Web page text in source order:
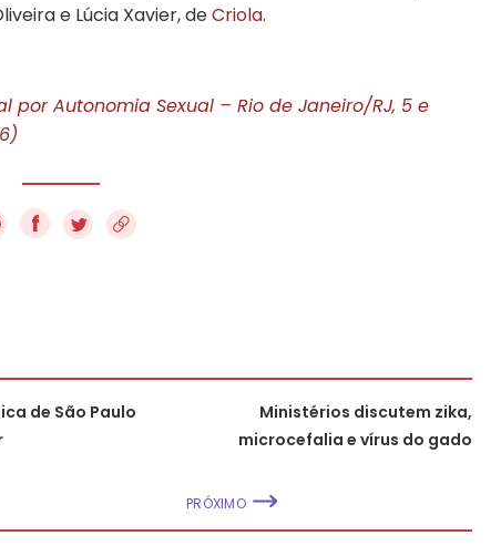
e Lúcia Xavier, deCriola.
por Autonomia Sexual – Rio de Janeiro/RJ, 5 e
f
de São Paulo
Ministérios discutem zika,
microcefalia e vírus do gado
PRÓXIMO